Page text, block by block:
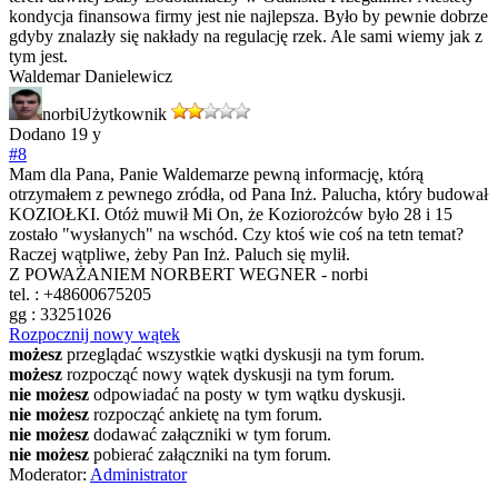
kondycja finansowa firmy jest nie najlepsza. Było by pewnie dobrze
gdyby znalazły się nakłady na regulację rzek. Ale sami wiemy jak z
tym jest.
Waldemar Danielewicz
norbiUżytkownik
Dodano 19 y
#8
Mam dla Pana, Panie Waldemarze pewną informację, którą
otrzymałem z pewnego zródła, od Pana Inż. Palucha, który budował
KOZIOŁKI. Otóż muwił Mi On, że Koziorożców było 28 i 15
zostało "wysłanych" na wschód. Czy ktoś wie coś na tetn temat?
Raczej wątpliwe, żeby Pan Inż. Paluch się mylił.
Z POWAŻANIEM NORBERT WEGNER - norbi
tel. : +48600675205
gg : 33251026
Rozpocznij nowy wątek
możesz przeglądać wszystkie wątki dyskusji na tym forum.
możesz rozpocząć nowy wątek dyskusji na tym forum.
nie możesz odpowiadać na posty w tym wątku dyskusji.
nie możesz rozpocząć ankietę na tym forum.
nie możesz dodawać załączniki w tym forum.
nie możesz pobierać załączniki na tym forum.
Moderator: Administrator